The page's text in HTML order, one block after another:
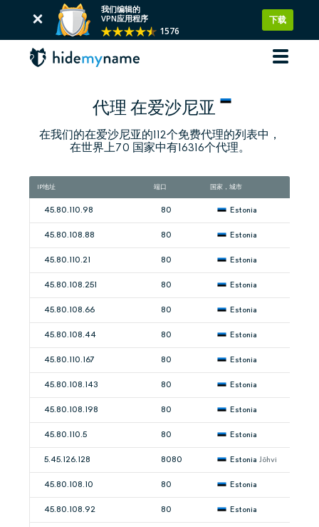
我们编辑的
VPN应用程序
1576
下载
代理 在爱沙尼亚
在我们的在爱沙尼亚的112个免费代理的列表中，
在世界上70 国家中有16316个代理。
IP地址 端口 国家，城市
45.80.110.98 80 Estonia
45.80.108.88 80 Estonia
45.80.110.21 80 Estonia
45.80.108.251 80 Estonia
45.80.108.66 80 Estonia
45.80.108.44 80 Estonia
45.80.110.167 80 Estonia
45.80.108.143 80 Estonia
45.80.108.198 80 Estonia
45.80.110.5 80 Estonia
5.45.126.128 8080 Estonia Jõhvi
45.80.108.10 80 Estonia
45.80.108.92 80 Estonia